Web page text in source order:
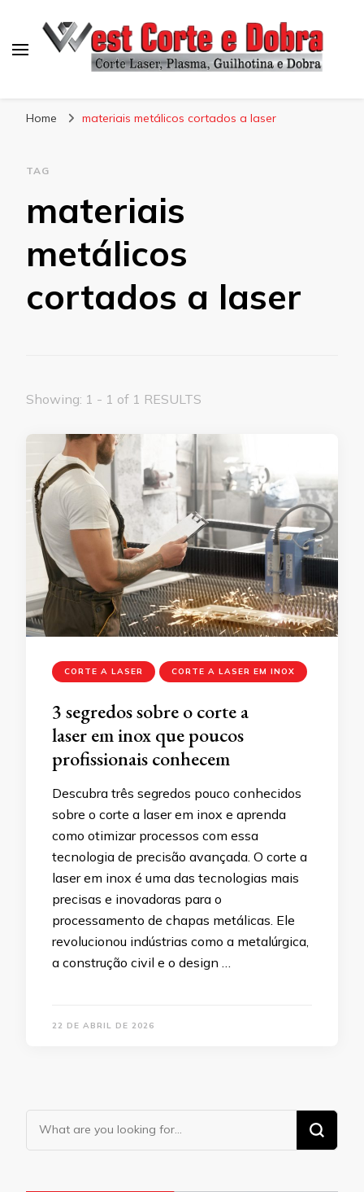
Home materiais metálicos cortados a laser
TAG
materiais
metálicos
cortados a laser
Showing: 1 - 1 of 1 RESULTS
CORTE A LASER CORTE A LASER EM INOX
3 segredos sobre o corte a
laser em inox que poucos
profissionais conhecem
Descubra três segredos pouco conhecidos
sobre o corte a laser em inox e aprenda
como otimizar processos com essa
tecnologia de precisão avançada. O corte a
laser em inox é uma das tecnologias mais
precisas e inovadoras para o
processamento de chapas metálicas. Ele
revolucionou indústrias como a metalúrgica,
a construção civil e o design …
22 DE ABRIL DE 2026
Looking
for